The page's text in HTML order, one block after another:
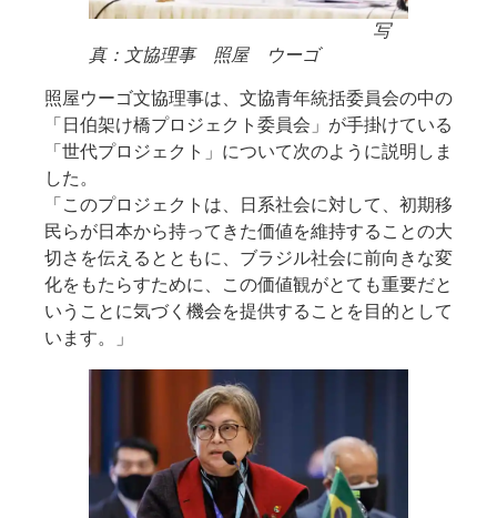
写
真：文協理事 照屋 ウーゴ
照屋ウーゴ文協理事は、文協青年統括委員会の中の
「日伯架け橋プロジェクト委員会」が手掛けている
「世代プロジェクト」について次のように説明しま
した。
「このプロジェクトは、日系社会に対して、初期移
民らが日本から持ってきた価値を維持することの大
切さを伝えるとともに、ブラジル社会に前向きな変
化をもたらすために、この価値観がとても重要だと
いうことに気づく機会を提供することを目的として
います。」